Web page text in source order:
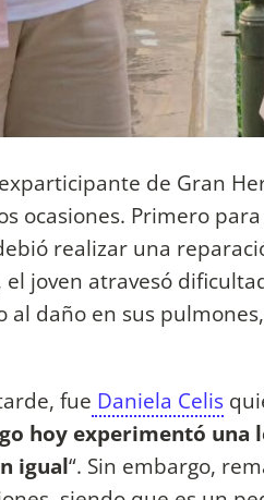
de Gran
ocasiones. Primero
realizar una
joven atravesó
daño en sus
fue Daniela Celis
hoy experimentó una
igual“. Sin embargo,